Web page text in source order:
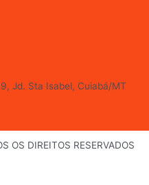
Jd. Sta Isabel, Cuiabá/MT
DIREITOS RESERVADOS